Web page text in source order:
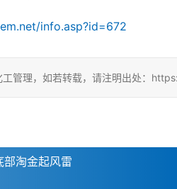
info.asp?id=672
工管理，如若转载，请注明出处：
淘金起风雷